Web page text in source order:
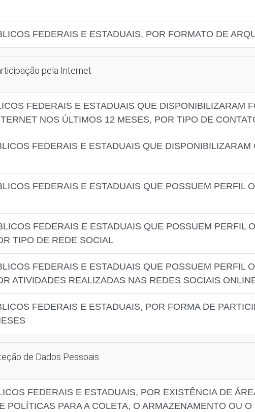
FEDERAIS E ESTADUAIS, POR FORMATO DE
pela Internet
FEDERAIS E ESTADUAIS QUE DISPONIBILIZARAM
NOS ÚLTIMOS 12 MESES, POR TIPO DE
FEDERAIS E ESTADUAIS QUE
FEDERAIS E ESTADUAIS QUE POSSUEM PERFIL
FEDERAIS E ESTADUAIS QUE POSSUEM PERFIL
TIPO DE REDE SOCIAL
FEDERAIS E ESTADUAIS QUE POSSUEM PERFIL
ATIVIDADES REALIZADAS NAS REDES SOCIAIS
FEDERAIS E ESTADUAIS, POR FORMA DE
de Dados Pessoais
FEDERAIS E ESTADUAIS, POR EXISTÊNCIA DE
POLÍTICAS PARA A COLETA, O ARMAZENAMENTO OU